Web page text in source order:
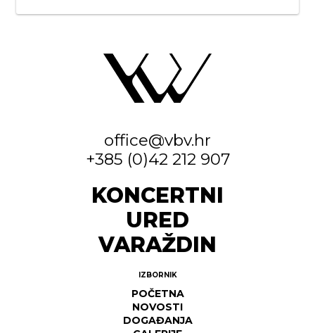
office@vbv.hr
+385 (0)42 212 907
KONCERTNI
URED
VARAŽDIN
IZBORNIK
POČETNA
NOVOSTI
DOGAĐANJA